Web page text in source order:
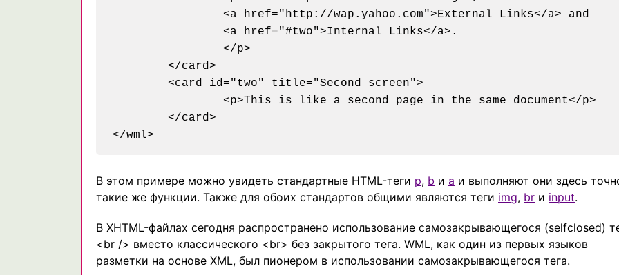
В этом примере можно увидеть стандартные HTML-теги p, b и a и выполняют они здесь
такие же функции. Также для обоих стандартов общими являются теги img, br и input.
В XHTML-файлах сегодня распространено использование самозакрывающегося (selfclosed)
<br /> вместо классического <br> без закрытого тега. WML, как один из первых языков
разметки на основе XML, был пионером в использовании самозакрывающегося тега.